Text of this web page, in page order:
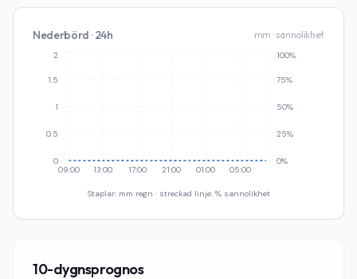
Nederbörd · 24h mm · sannolikhet
09:00 13:00 17:00 21:00 01:00 05:00
0
0.5
1
1.5
2
0%
25%
50%
75%
100%
Staplar: mm regn · streckad linje: % sannolikhet
10-dygnsprognos